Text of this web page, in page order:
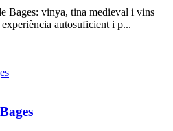
Bages: vinya, tina medieval i vins
autosuficient i p...